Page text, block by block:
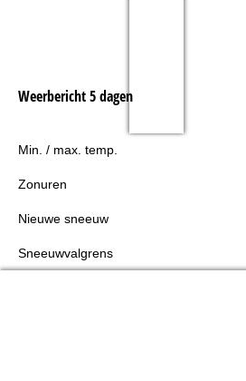
Weerbericht 5 dagen
Min. / max. temp.
Zonuren
Nieuwe sneeuw
Sneeuwvalgrens